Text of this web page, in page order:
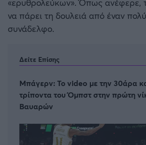
να πάρει τη δουλειά από έναν
συνάδελφο.
Δείτε Επίσης
Μπάγερν: Το video με την 30άρα
τρίποντα του Όμπστ στην πρώτη
Βαυαρών